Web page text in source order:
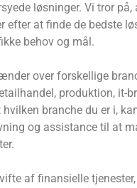
løsninger. Vi tror på,
efter at finde de bedste
behov og mål.
over forskellige
produktion, it-
hvilken branche du er i,
og assistance til at
af finansielle